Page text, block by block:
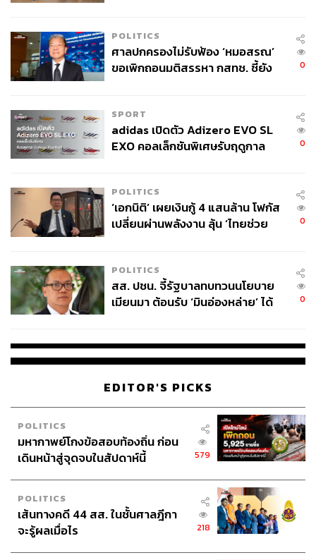
POLITICS
ศาลปกครองไม่รับฟ้อง ‘หมอสรณ’
ขอเพิกถอนมติสรรหา กสทช. ชี้ยัง
0
SPORT
adidas เปิดตัว Adizero EVO SL
EXO คอลเล็กชันพิเศษรับฤดูกาล
0
POLITICS
‘เอกนิติ’ เผยเงินกู้ 4 แสนล้าน โฟกัส
เปลี่ยนผ่านพลังงาน ลุ้น ‘ไทยช่วย
0
POLITICS
สส. ปชน. จี้รัฐบาลทบทวนนโยบาย
เมียนมา ต้อนรับ ‘มินอ่องหล่าย’ ได้
0
EDITOR'S PICKS
POLITICS
มหากาพย์โกงข้อสอบท้องถิ่น ก่อน
เดินหน้าสู่จุดจบในสัปดาห์นี้
579
POLITICS
เส้นทางคดี 44 สส. ในชั้นศาลฎีกา
จะรู้ผลเมื่อไร
218